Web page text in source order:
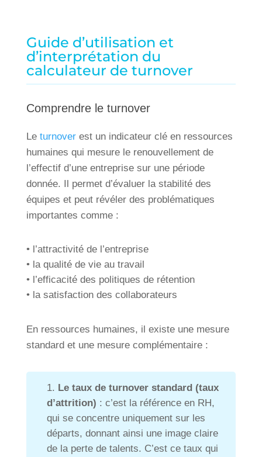
Guide d’utilisation et
d’interprétation du
calculateur de turnover
Comprendre le turnover
Le turnoverest un indicateur clé en ressources
humaines qui mesure le renouvellement de
l’effectif d’une entreprise sur une période
donnée. Il permet d’évaluer la stabilité des
équipes et peut révéler des problématiques
importantes comme :
• l’attractivité de l’entreprise
• la qualité de vie au travail
• l’efficacité des politiques de rétention
• la satisfaction des collaborateurs
En ressources humaines, il existe une mesure
standard et une mesure complémentaire :
Le taux de turnover standard (taux
d’attrition) : c’est la référence en RH,
qui se concentre uniquement sur les
départs, donnant ainsi une image claire
de la perte de talents. C’est ce taux qui